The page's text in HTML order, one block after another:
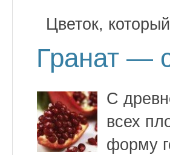
Цветок,
Гранат —
С
всех
форму